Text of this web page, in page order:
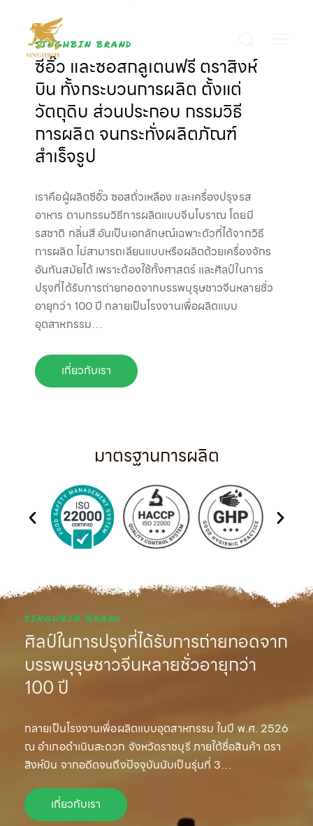
SINGHBIN BRAND
ซีอิ๊ว และซอสกลูเตนฟรี ตราสิงห์
บิน ทั้งกระบวนการผลิต ตั้งแต่
วัตถุดิบ ส่วนประกอบ กรรมวิธี
การผลิต จนกระทั่งผลิตภัณฑ์
สำเร็จรูป
เราคือผู้ผลิตซีอิ๊ว ซอสถั่วเหลือง และเครื่องปรุงรส
อาหาร ตามกรรมวิธีการผลิตแบบจีนโบราณ โดยมี
รสชาติ กลิ่นสี อันเป็นเอกลักษณ์เฉพาะตัวที่ได้จากวิธี
การผลิต ไม่สามารถเลียนแบบหรือผลิตด้วยเครื่องจักร
อันทันสมัยได้ เพราะต้องใช้ทั้งศาสตร์ และศิลป์ในการ
ปรุงที่ได้รับการถ่ายทอดจากบรรพบุรุษชาวจีนหลายชั่ว
อายุกว่า 100 ปี กลายเป็นโรงงานเพื่อผลิตแบบ
อุตสาหกรรม…
เกี่ยวกับเรา
มาตรฐานการผลิต
SINGHBIN BRAND
ศิลป์ในการปรุงที่ได้รับการถ่ายทอดจาก
บรรพบุรุษชาวจีนหลายชั่วอายุกว่า
100 ปี
กลายเป็นโรงงานเพื่อผลิตแบบอุตสาหกรรม ในปี พ.ศ. 2526
ณ อำเภอดำเนินสะดวก จังหวัดราชบุรี ภายใต้ชื่อสินค้า ตรา
สิงห์บิน จากอดีตจนถึงปัจจุบันนับเป็นรุ่นที่ 3…
เกี่ยวกับเรา